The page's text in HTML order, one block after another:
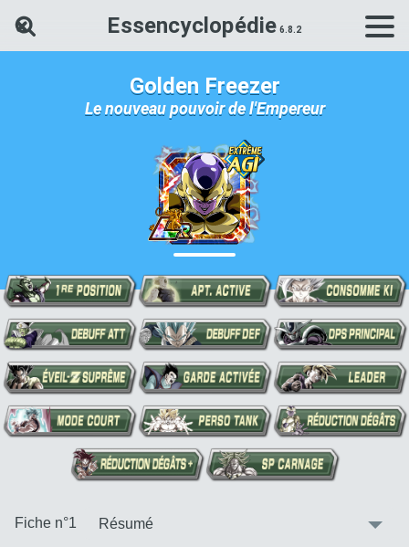
Essencyclopédie
Rechercher une carte Dokkan
Golden Freezer
Le nouveau pouvoir de l'Empereur
Fiche n°1